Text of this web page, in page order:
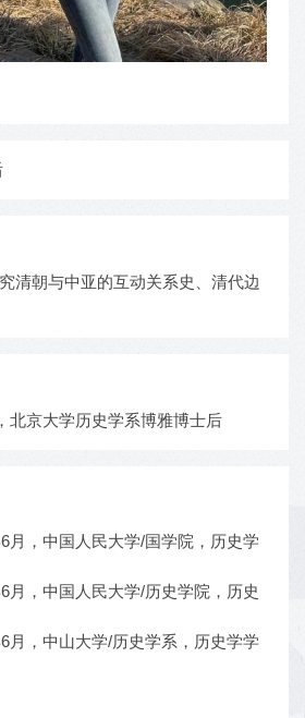
清朝与中亚的互动关系史、清代边
北京大学历史学系博雅博士后
月，中国人民大学/国学院，历史学
月，中国人民大学/历史学院，历史
月，中山大学/历史学系，历史学学